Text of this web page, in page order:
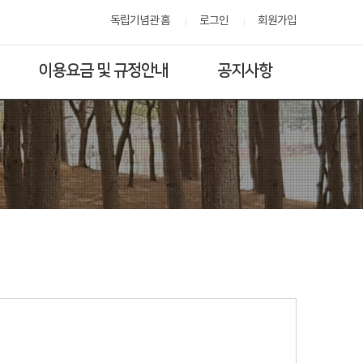
독립기념관 홈 로그인 회원가입
이용요금 및 규정안내 공지사항